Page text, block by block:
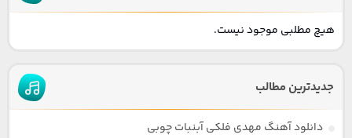
هیچ مطلبی موجود نیست.
جدیدترین مطالب
دانلود آهنگ مهدی فلکی آبنبات چوبی